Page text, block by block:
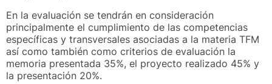
En la evaluación se tendrán en consideración
principalmente el cumplimiento de las competencias
específicas y transversales asociadas a la materia TFM
así como también como criterios de evaluación la
memoria presentada 35%, el proyecto realizado 45% y
la presentación 20%.